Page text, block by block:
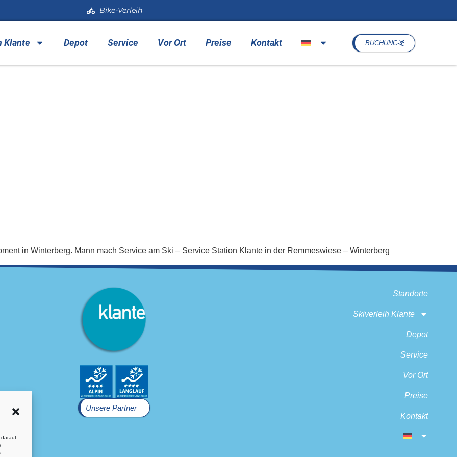
darauf
Bike-Verleih
Klante Depot Service Vor Ort Preise Kontakt BUCHUNG
in Winterberg. Mann mach Service am Ski – Service Station Klante in der Remmeswiese – Winterberg
Unsere Partner
Standorte
Skiverleih Klante
Depot
Service
Vor Ort
Preise
Kontakt